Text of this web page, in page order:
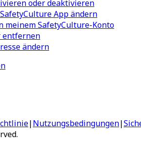
oder deaktivieren
App ändern
meinem SafetyCulture-Konto
entfernen
ändern
|Nutzungsbedingungen|